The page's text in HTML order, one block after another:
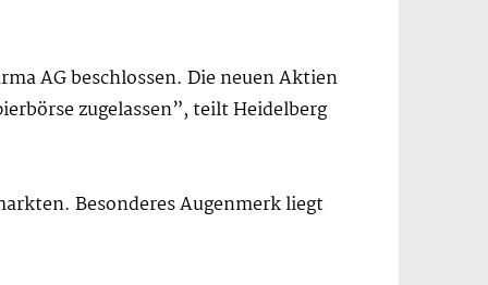
AG beschlossen. Die neuen Aktien
zugelassen”, teilt Heidelberg
Besonderes Augenmerk liegt